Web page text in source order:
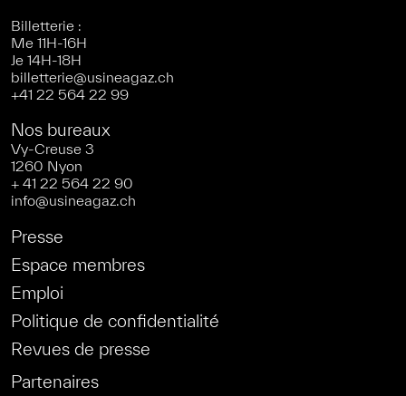
Billetterie :
Me 11H-16H
Je 14H-18H
billetterie@usineagaz.ch
+41 22 564 22 99
Nos bureaux
Vy-Creuse 3
1260 Nyon
+ 41 22 564 22 90
info@usineagaz.ch
Presse
Espace membres
Emploi
Politique de confidentialité
Revues de presse
Partenaires